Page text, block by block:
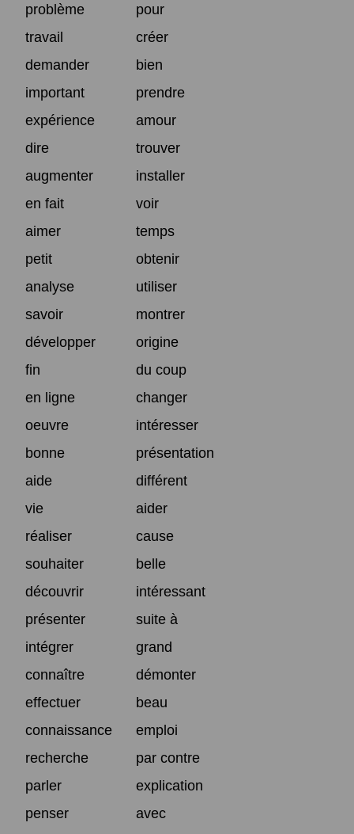
problème
pour
travail
créer
demander
bien
important
prendre
expérience
amour
dire
trouver
augmenter
installer
en fait
voir
aimer
temps
petit
obtenir
analyse
utiliser
savoir
montrer
développer
origine
fin
du coup
en ligne
changer
oeuvre
intéresser
bonne
présentation
aide
différent
vie
aider
réaliser
cause
souhaiter
belle
découvrir
intéressant
présenter
suite à
intégrer
grand
connaître
démonter
effectuer
beau
connaissance
emploi
recherche
par contre
parler
explication
penser
avec